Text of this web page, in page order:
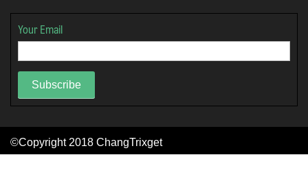
Your Email
Subscribe
©Copyright 2018 ChangTrixget